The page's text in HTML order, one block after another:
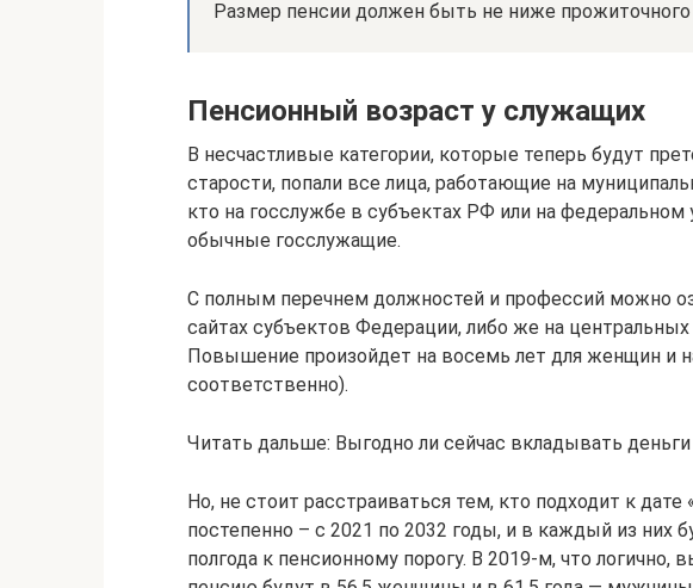
Размер пенсии должен быть не ниже
Пенсионный возраст у служащих
В несчастливые категории, которые теперь будут
старости, попали все лица, работающие на
кто на госслужбе в субъектах РФ или на
обычные госслужащие.
С полным перечнем должностей и профессий можно
сайтах субъектов Федерации, либо же на
Повышение произойдет на восемь лет для женщин и
соответственно).
Читать дальше: Выгодно ли сейчас вкладывать
Но, не стоит расстраиваться тем, кто подходит к
постепенно – с 2021 по 2032 годы, и в каждый из них
полгода к пенсионному порогу. В 2019-м, что логично,